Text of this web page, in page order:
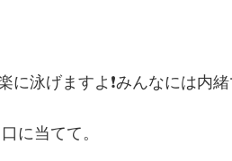
に泳げますよ❗️みんなには内
に当てて。